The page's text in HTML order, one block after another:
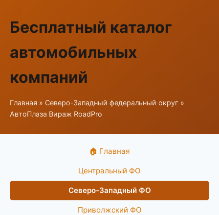
Бесплатный каталог
автомобильных
компаний
Главная » Северо-Западный федеральный округ »
АвтоПлаза Вираж RoadPro
🏠 Главная
Центральный ФО
Северо-Западный ФО
Приволжский ФО